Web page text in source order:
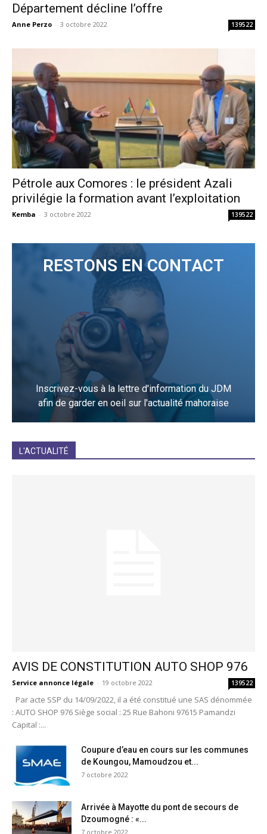
Département décline l’offre
Anne Perzo - 3 octobre 2022 139522
Pétrole aux Comores : le président Azali
privilégie la formation avant l’exploitation
Kemba - 3 octobre 2022 139522
RESTONS EN CONTACT
Inscrivez-vous à la lettre d'information du JDM
afin de garder en oeil sur l'actualité mahoraise
L'ACTUALITÉ
AVIS DE CONSTITUTION AUTO SHOP 976
Service annonce légale - 19 octobre 2022 139522
Par acte SSP du 14/09/2022, il a été constitué une SAS dénommée
: AUTO SHOP 976 Siège social : 25 Rue Bahoni 97615 Pamandzi
Capital :...
Coupure d’eau en cours sur les communes
de Koungou, Mamoudzou et...
7 octobre 2022
Arrivée à Mayotte du pont de secours de
Dzoumogné : «...
7 octobre 2022